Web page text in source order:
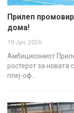
Прилеп
дома!
19 Јун, 2026
Амбициозниот
ростерот за новата
плеј-оф…